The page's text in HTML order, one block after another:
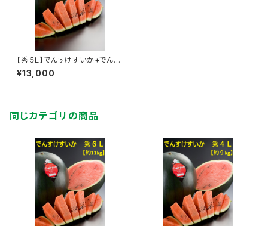
【秀５Ｌ】でんすけすいか+でんす
けすいかピュアゼリー３個
¥13,000
同じカテゴリの商品